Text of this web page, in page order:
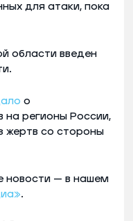
для атаки, пока
области введен
о
на регионы России,
жертв со стороны
новости — в нашем
.